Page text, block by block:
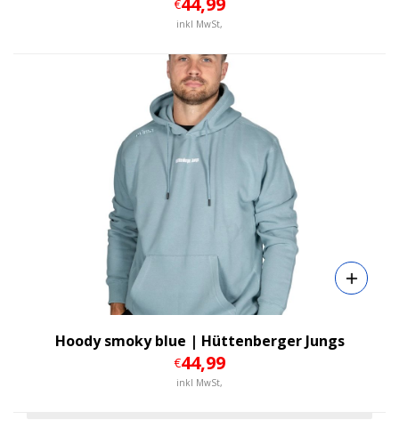
€
inkl MwSt,
Hoody smoky blue | Hüttenberger Jungs
€44,99
inkl MwSt,